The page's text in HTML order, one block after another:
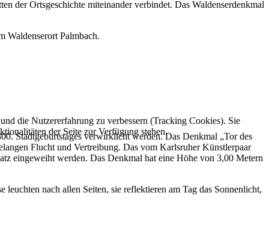
der Ortsgeschichte miteinander verbindet. Das Waldenserdenkmal
Waldenserort Palmbach.
Stadtgeburtstages verwirklicht werden. Das Denkmal „Tor des
Flucht und Vertreibung. Das vom Karlsruher Künstlerpaar
eingeweiht werden. Das Denkmal hat eine Höhe von 3,00 Metern
nach allen Seiten, sie reflektieren am Tag das Sonnenlicht,
die Nutzererfahrung zu verbessern (Tracking Cookies). Sie
der Seite zur Verfügung stehen.